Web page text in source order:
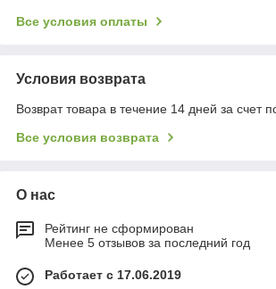
Все условия оплаты
Условия возврата
Возврат товара в течение 14 дней за счет
Все условия возврата
О нас
Рейтинг не сформирован
Менее 5 отзывов за последний год
Работает с 17.06.2019